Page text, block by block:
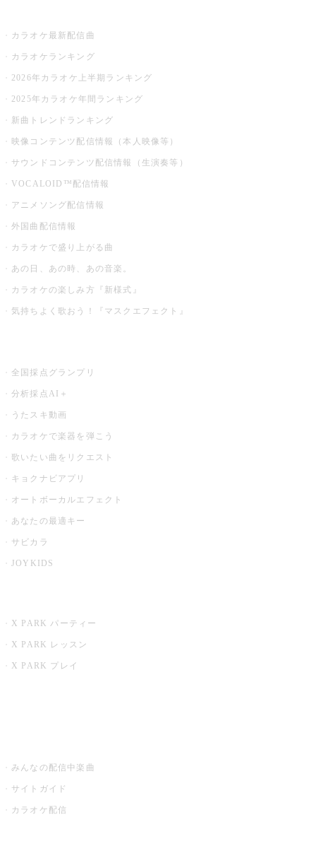
カラオケ最新配信曲
カラオケランキング
2026年カラオケ上半期ランキング
2025年カラオケ年間ランキング
新曲トレンドランキング
映像コンテンツ配信情報（本人映像等）
サウンドコンテンツ配信情報（生演奏等）
VOCALOID™配信情報
アニメソング配信情報
外国曲配信情報
カラオケで盛り上がる曲
あの日、あの時、あの音楽。
カラオケの楽しみ方『新様式』
気持ちよく歌おう！『マスクエフェクト』
全国採点グランプリ
分析採点AI＋
うたスキ動画
カラオケで楽器を弾こう
歌いたい曲をリクエスト
キョクナビアプリ
オートボーカルエフェクト
あなたの最適キー
サビカラ
JOYKIDS
X PARK パーティー
X PARK レッスン
X PARK プレイ
みんなの配信中楽曲
サイトガイド
カラオケ配信